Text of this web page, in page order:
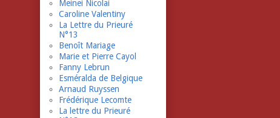
Meinei Nicolai
Caroline Valentiny
La Lettre du Prieuré
N°13
Benoît Mariage
Marie et Pierre Cayol
Fanny Lebrun
Esméralda de Belgique
Arnaud Ruyssen
Frédérique Lecomte
La lettre du Prieuré